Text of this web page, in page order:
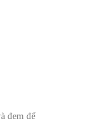
đem để